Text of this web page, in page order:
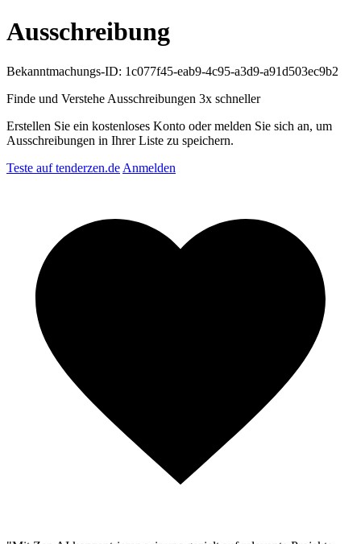
Ausschreibung
Bekanntmachungs-ID: 1c077f45-eab9-4c95-a3d9-a91d503ec9b2
Finde und Verstehe Ausschreibungen 3x schneller
Erstellen Sie ein kostenloses Konto oder melden Sie sich an, um
Ausschreibungen in Ihrer Liste zu speichern.
Teste auf tenderzen.de Anmelden